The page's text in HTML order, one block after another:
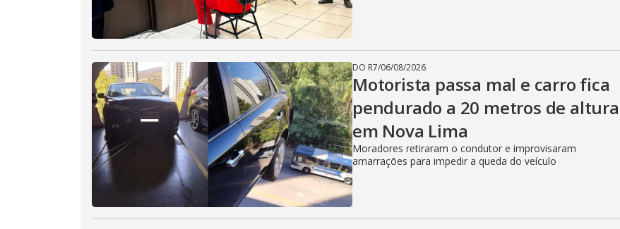
DO R7/06/08/2026
Motorista passa mal e carro fica
pendurado a 20 metros de altura
em Nova Lima
Moradores retiraram o condutor e improvisaram
amarrações para impedir a queda do veículo